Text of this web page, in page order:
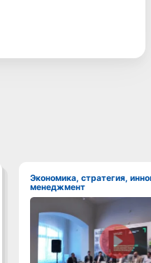
Экономика, стратегия, инновации,
менеджмент